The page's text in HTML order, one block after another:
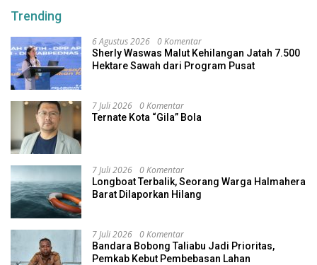
Trending
6 Agustus 2026 0 Komentar
Sherly Waswas Malut Kehilangan Jatah 7.500
Hektare Sawah dari Program Pusat
7 Juli 2026 0 Komentar
Ternate Kota “Gila” Bola
7 Juli 2026 0 Komentar
Longboat Terbalik, Seorang Warga Halmahera
Barat Dilaporkan Hilang
7 Juli 2026 0 Komentar
Bandara Bobong Taliabu Jadi Prioritas,
Pemkab Kebut Pembebasan Lahan